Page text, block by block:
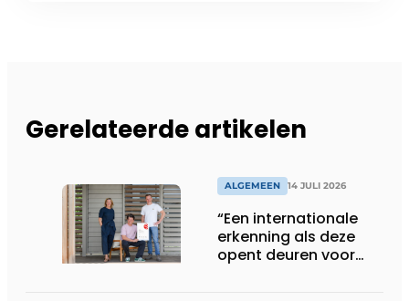
Gerelateerde artikelen
ALGEMEEN 14 JULI 2026
“Een internationale
erkenning als deze
opent deuren voor